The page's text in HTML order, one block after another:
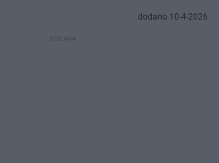
dodano 10-4-2026